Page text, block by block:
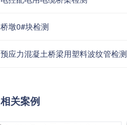
桥墩0#块检测
预应力混凝土桥梁用塑料波纹管检测
相关案例